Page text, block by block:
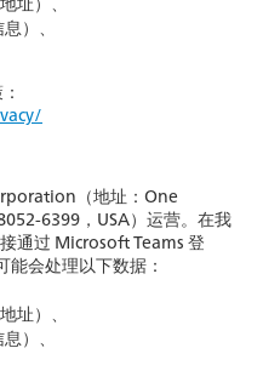
）、
（地址：One
6399，USA）运营。在我
通过 Microsoft Teams 登
会处理以下数据：
址）、
）、